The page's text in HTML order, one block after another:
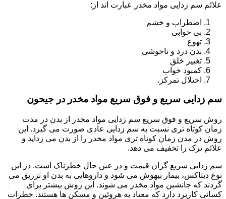
علائم سم زدایی مواد مخدر عبارت اند از:
اضطراب و خشم
بی خوابی
تهوع
بدن درد و ناخوشی
تغییر خلق
کمبود خواب
اختلال تمرکز.
سم زدایی سریع و فوق سریع مواد مخدر در جیحون
روش سریع و فوق سریع سم زدایی مواد مخدر از بدن در مدت
زمان کوتاه تری نسبت به سم زدایی عادی صورت می گیرد. این
روش در مدن زمان کوتاه تری مواد مخدر را از بدن می زداید و
علائم ترک را تخفیف می دهد.
سم زدایی سریع گران قیمت و در عین حال خطرناک است. در این
نوع دیتاکس، بیمار بیهوش می شود و داروهایی به بدن او تزریق می
گردند که جانشین مواد مخدر می شوند. این روش بیشتر برای
کسانی کاربرد دارد که معتاد به هروئین و مسکن ها هستند. خطرات